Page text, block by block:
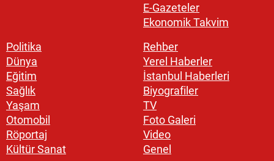
E-Gazeteler
Ekonomik Takvim
Politika
Dünya
Eğitim
Sağlık
Yaşam
Otomobil
Röportaj
Kültür Sanat
Rehber
Yerel Haberler
İstanbul Haberleri
Biyografiler
TV
Foto Galeri
Video
Genel